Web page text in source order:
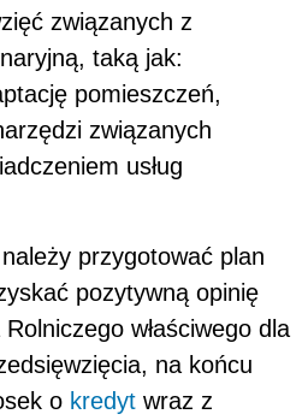
związanych z
taką jak:
pomieszczeń,
związanych
usług
należy przygotować plan
pozytywną opinię
właściwego dla
na końcu
o kredyt wraz z